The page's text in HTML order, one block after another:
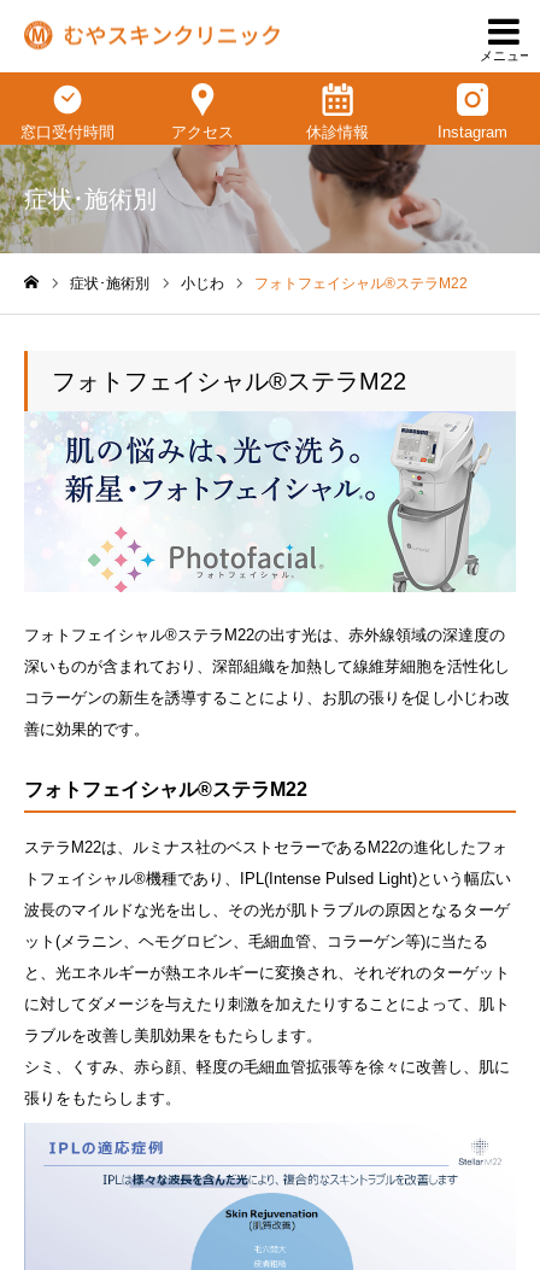
メニュー
窓口受付時間 アクセス 休診情報 Instagram
症状･施術別
症状･施術別 小じわ フォトフェイシャル®ステラM22
フォトフェイシャル®ステラM22
フォトフェイシャル®ステラM22の出す光は、赤外線領域の深達度の
深いものが含まれており、深部組織を加熱して線維芽細胞を活性化し
コラーゲンの新生を誘導することにより、お肌の張りを促し小じわ改
善に効果的です。
フォトフェイシャル®ステラM22
ステラM22は、ルミナス社のベストセラーであるM22の進化したフォ
トフェイシャル®機種であり、IPL(Intense Pulsed Light)という幅広い
波長のマイルドな光を出し、その光が肌トラブルの原因となるターゲ
ット(メラニン、ヘモグロビン、毛細血管、コラーゲン等)に当たる
と、光エネルギーが熱エネルギーに変換され、それぞれのターゲット
に対してダメージを与えたり刺激を加えたりすることによって、肌ト
ラブルを改善し美肌効果をもたらします。
シミ、くすみ、赤ら顔、軽度の毛細血管拡張等を徐々に改善し、肌に
張りをもたらします。